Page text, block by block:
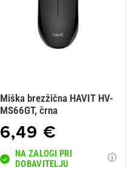
Miška brezžična HAVIT HV-
MS66GT, črna
6,49 €
NA ZALOGI PRI
DOBAVITELJU